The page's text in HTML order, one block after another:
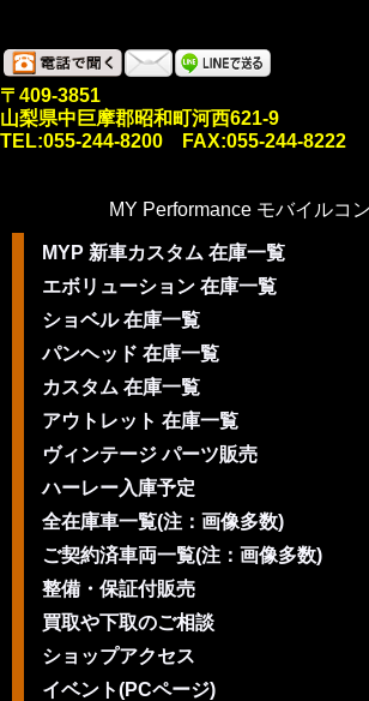
〒409-3851
山梨県中巨摩郡昭和町河西621-9
TEL:055-244-8200 FAX:055-244-8222
MY Performance モバイルコ
MYP 新車カスタム 在庫一覧
エボリューション 在庫一覧
ショベル 在庫一覧
パンヘッド 在庫一覧
カスタム 在庫一覧
アウトレット 在庫一覧
ヴィンテージ パーツ販売
ハーレー入庫予定
全在庫車一覧(注：画像多数)
ご契約済車両一覧(注：画像多数)
整備・保証付販売
買取や下取のご相談
ショップアクセス
イベント(PCページ)